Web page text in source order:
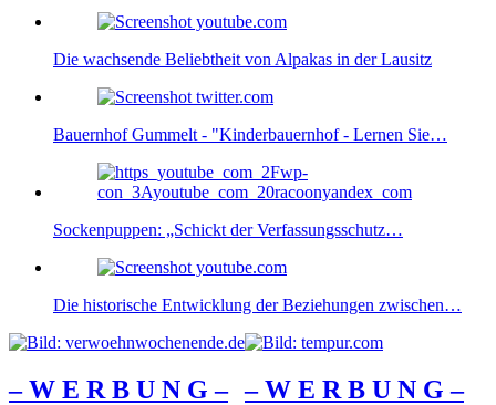
Die wachsende Beliebtheit von Alpakas in der Lausitz
Bauernhof Gummelt - "Kinderbauernhof - Lernen Sie…
Sockenpuppen: „Schickt der Verfassungsschutz…
Die historische Entwicklung der Beziehungen zwischen…
– W Ε R Β U Ν G – – W Ε R Β U Ν G –